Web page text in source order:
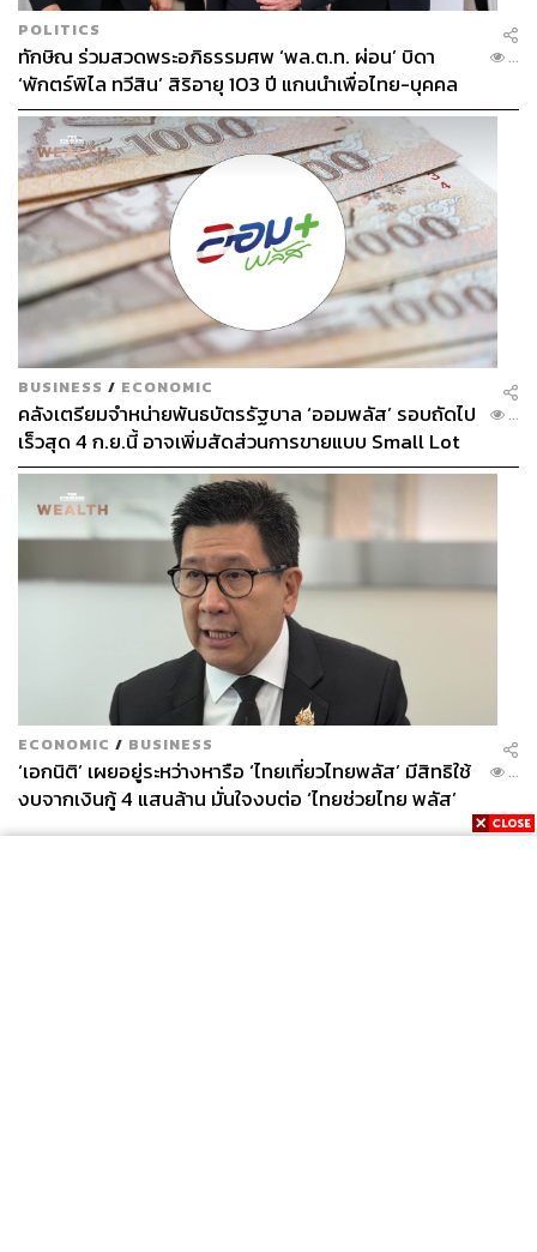
POLITICS
ทักษิณ ร่วมสวดพระอภิธรรมศพ ‘พล.ต.ท. ผ่อน’ บิดา
‘พักตร์พิไล ทวีสิน’ สิริอายุ 103 ปี แกนนำเพื่อไทย-บุคคล
หลากวงการร่วมอาลัย
...
BUSINESS / ECONOMIC
คลังเตรียมจำหน่ายพันธบัตรรัฐบาล ‘ออมพลัส’ รอบถัดไป
เร็วสุด 4 ก.ย.นี้ อาจเพิ่มสัดส่วนการขายแบบ Small Lot
First มากขึ้น
...
ECONOMIC / BUSINESS
‘เอกนิติ’ เผยอยู่ระหว่างหารือ ‘ไทยเที่ยวไทยพลัส’ มีสิทธิใช้
งบจากเงินกู้ 4 แสนล้าน มั่นใจงบต่อ ‘ไทยช่วยไทย พลัส’
เฟส 2 มีเพียงพอ
...